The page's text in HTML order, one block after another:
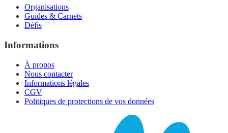
Organisations
Guides & Carnets
Défis
Informations
À propos
Nous contacter
Informations légales
CGV
Politiques de protections de vos données